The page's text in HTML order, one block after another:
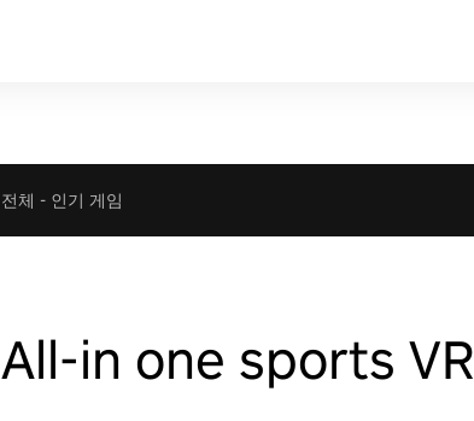
전체 - 인기 게임
All-in one sports VR